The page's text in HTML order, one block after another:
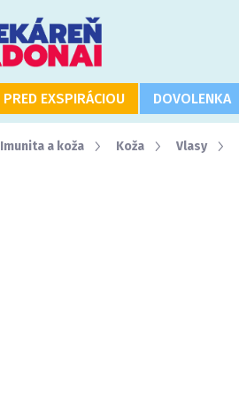
PRED EXSPIRÁCIOU DOVOLENKA
Imunita a koža Koža Vlasy